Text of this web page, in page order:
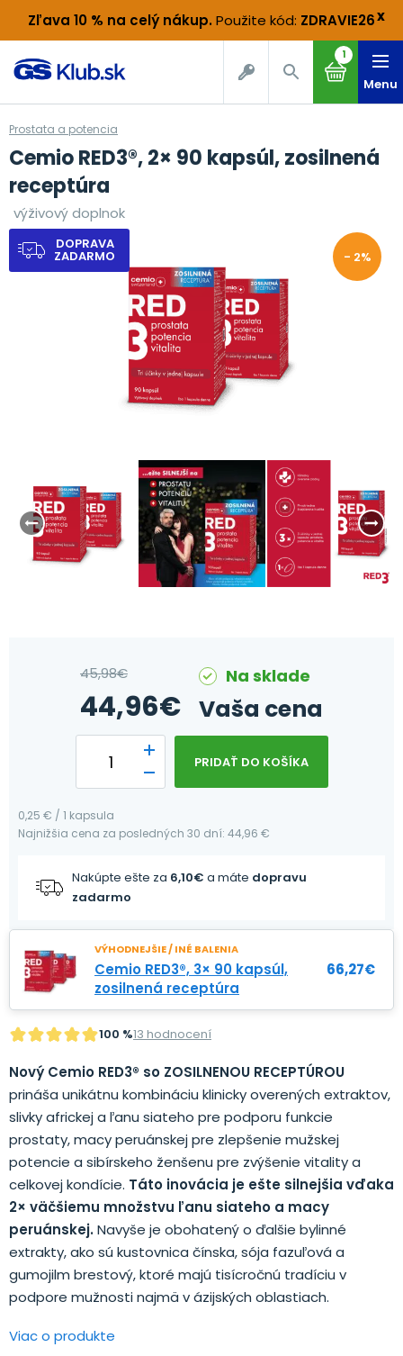
Zľava 10 % na celý nákup. Použite kód: ZDRAVIE26x
1
Menu
Prostata a potencia
Cemio RED3®, 2× 90 kapsúl, zosilnená
receptúra
výživový doplnok
DOPRAVA
ZADARMO - 2%
45,98€
44,96€
Na sklade
Vaša cena
PRIDAŤ DO KOŠÍKA
0,25 € / 1 kapsula
Najnižšia cena za posledných 30 dní: 44,96 €
Nakúpte ešte za 6,10€ a máte dopravu
zadarmo
VÝHODNEJŠIE / INÉ BALENIA
Cemio RED3®, 3× 90 kapsúl,
zosilnená receptúra
66,27€
100 %13 hodnocení
Nový Cemio RED3® so ZOSILNENOU RECEPTÚROU
prináša unikátnu kombináciu klinicky overených extraktov,
slivky africkej a ľanu siateho pre podporu funkcie
prostaty, macy peruánskej pre zlepšenie mužskej
potencie a sibírskeho ženšenu pre zvýšenie vitality a
celkovej kondície. Táto inovácia je ešte silnejšia vďaka
2× väčšiemu množstvu ľanu siateho a macy
peruánskej.Navyše je obohatený o ďalšie bylinné
extrakty, ako sú kustovnica čínska, sója fazuľová a
gumojilm brestový, ktoré majú tisícročnú tradíciu v
podpore mužnosti najmä v ázijských oblastiach.
Viac o produkte